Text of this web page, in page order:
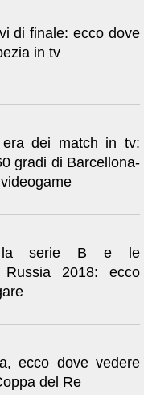
di finale: ecco dove
in tv
dei match in tv:
gradi di Barcellona-
la serie B e le
Russia 2018: ecco
ecco dove vedere
del Re